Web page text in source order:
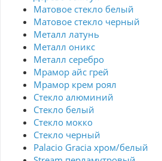
Матовое стекло белый
Матовое стекло черный
Металл латунь
Металл оникс
Металл серебро
Мрамор айс грей
Мрамор крем роял
Стекло алюминий
Стекло белый
Стекло мокко
Стекло черный
Palacio Gracia хром/белый